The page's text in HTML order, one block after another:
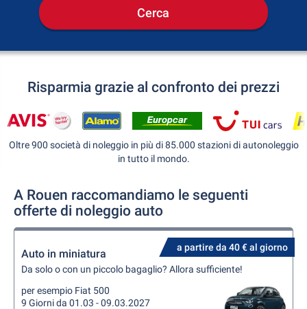
Cerca
Risparmia grazie al confronto dei prezzi
Oltre 900 società di noleggio in più di 85.000 stazioni di autonoleggio
in tutto il mondo.
A Rouen raccomandiamo le seguenti
offerte di noleggio auto
a partire da 40 € al giorno
Auto in miniatura
Da solo o con un piccolo bagaglio? Allora sufficiente!
per esempio Fiat 500
9 Giorni da 01.03 - 09.03.2027